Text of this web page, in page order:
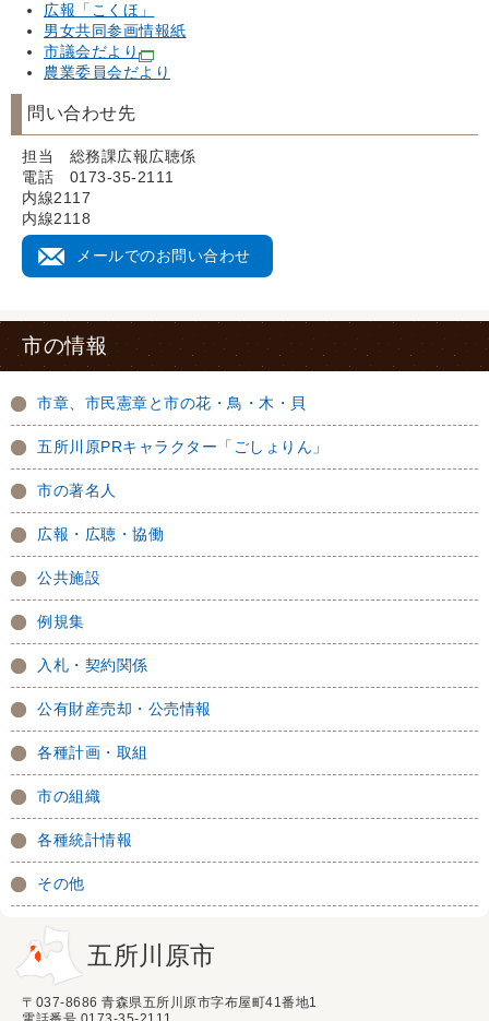
広報「こくほ」
男女共同参画情報紙
市議会だより
農業委員会だより
問い合わせ先
担当 総務課広報広聴係
電話 0173-35-2111
内線2117
内線2118
メールでのお問い合わせ
市の情報
市章、市民憲章と市の花・鳥・木・貝
五所川原PRキャラクター「ごしょりん」
市の著名人
広報・広聴・協働
公共施設
例規集
入札・契約関係
公有財産売却・公売情報
各種計画・取組
市の組織
各種統計情報
その他
五所川原市
〒037-8686 青森県五所川原市字布屋町41番地1